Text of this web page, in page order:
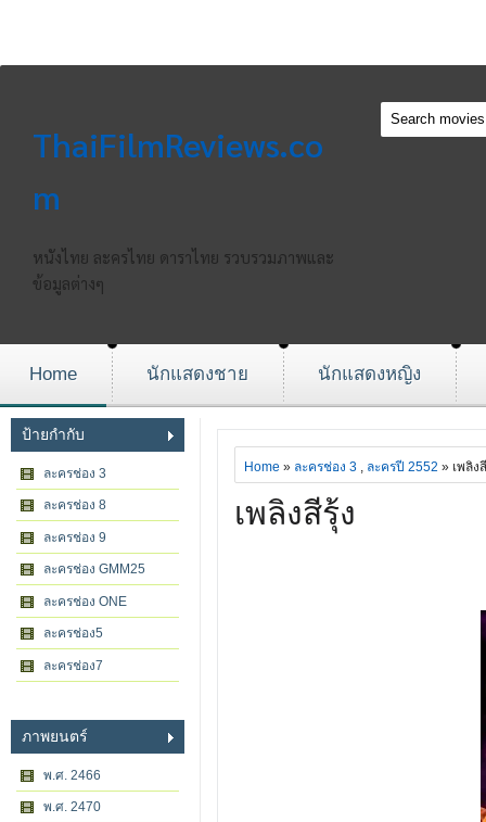
ThaiFilmReviews.co
m
หนังไทย ละครไทย ดาราไทย รวบรวมภาพและ
ข้อมูลต่างๆ
Home นักแสดงชาย นักแสดงหญิง
ป้ายกำกับ
ละครช่อง 3
ละครช่อง 8
ละครช่อง 9
ละครช่อง GMM25
ละครช่อง ONE
ละครช่อง5
ละครช่อง7
ภาพยนตร์
พ.ศ. 2466
พ.ศ. 2470
Home » ละครช่อง 3 , ละครปี 2552 » เพลิง
เพลิงสีรุ้ง